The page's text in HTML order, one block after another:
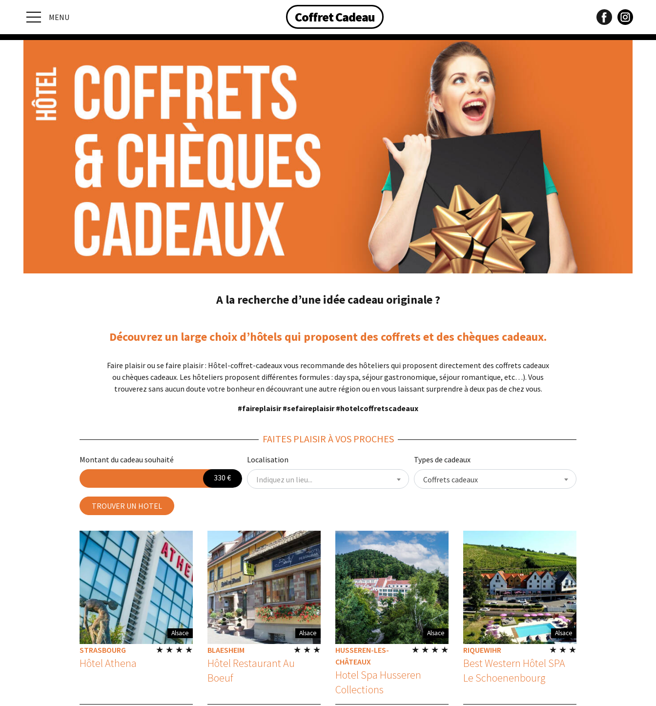
MENU Coffret Cadeau
Découvrez les formules Hôtel Direct Book :
Coffret Cadeau
Espace privatisable
Vous êtes hôtelier ? Ajoutez votre établissement
A la recherche d’une idée cadeau originale ?
Découvrez un large choix d’hôtels qui proposent des coffrets et des chèques cadeaux.
Faire plaisir ou se faire plaisir : Hôtel-coffret-cadeaux vous recommande des hôteliers qui proposent directement des coffrets cadeaux
ou chèques cadeaux. Les hôteliers proposent différentes formules : day spa, séjour gastronomique, séjour romantique, etc…). Vous
trouverez sans aucun doute votre bonheur en découvrant une autre région ou en vous laissant surprendre à deux pas de chez vous.
#faireplaisir #sefaireplaisir #hotelcoffretscadeaux
FAITES PLAISIR À VOS PROCHES
Montant du cadeau souhaité
330 €
Localisation
Indiquez un lieu...
Types de cadeaux
Coffrets cadeaux
TROUVER UN HOTEL
Alsace
Hôtel Athena
STRASBOURG ★ ★ ★ ★
Alsace
Hôtel Restaurant Au
Boeuf
BLAESHEIM ★ ★ ★
Alsace
Hotel Spa Husseren
Collections
HUSSEREN-LES-
CHÂTEAUX
★ ★ ★ ★
Alsace
Best Western Hôtel SPA
Le Schoenenbourg
RIQUEWIHR ★ ★ ★